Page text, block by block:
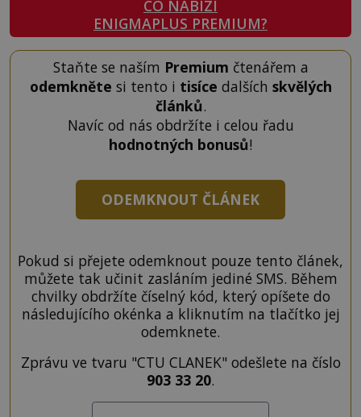
CO NABÍZÍ
ENIGMAPLUS PREMIUM?
Staňte se naším Premium čtenářem a
odemkněte si tento i tisíce dalších skvělých
článků.
Navíc od nás obdržíte i celou řadu
hodnotných bonusů!
ODEMKNOUT ČLÁNEK
Pokud si přejete odemknout pouze tento článek,
můžete tak učinit zasláním jediné SMS. Během
chvilky obdržíte číselný kód, který opíšete do
následujícího okénka a kliknutím na tlačítko jej
odemknete.
Zprávu ve tvaru "CTU CLANEK" odešlete na číslo
903 33 20.